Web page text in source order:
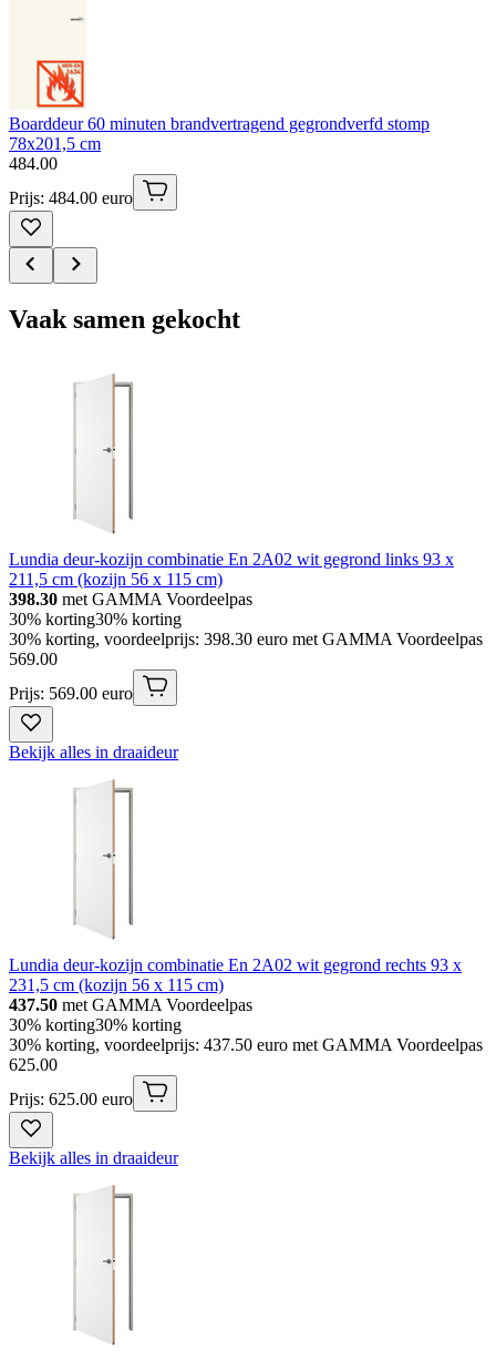
Boarddeur 60 minuten brandvertragend gegrondverfd stomp
78x201,5 cm
484.00
Prijs: 484.00 euro
Vaak samen gekocht
Lundia deur-kozijn combinatie En 2A02 wit gegrond links 93 x
211,5 cm (kozijn 56 x 115 cm)
398.30 met GAMMA Voordeelpas
30% korting30% korting
30% korting, voordeelprijs: 398.30 euro met GAMMA Voordeelpas
569.00
Prijs: 569.00 euro
Bekijk alles in draaideur
Lundia deur-kozijn combinatie En 2A02 wit gegrond rechts 93 x
231,5 cm (kozijn 56 x 115 cm)
437.50 met GAMMA Voordeelpas
30% korting30% korting
30% korting, voordeelprijs: 437.50 euro met GAMMA Voordeelpas
625.00
Prijs: 625.00 euro
Bekijk alles in draaideur